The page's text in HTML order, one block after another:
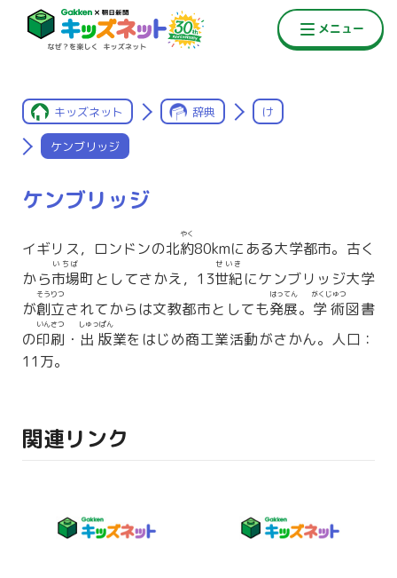
キッズネット 辞典 け
ケンブリッジ
ケンブリッジ
イギリス，ロンドンの北約
やく
80kmにある大学都市。古く
から市場
いちば
町としてさかえ，13世紀
せいき
にケンブリッジ大学
が創立
そうりつ
されてからは文教都市としても発展
はってん
。 学術
がくじゅつ
図書
の印刷
いんさつ
・ 出版
しゅっぱん
業をはじめ商工業活動がさかん。人口：
11万。
関連リンク